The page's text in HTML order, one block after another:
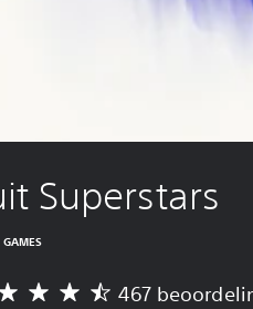
Superstars
GAMES
467